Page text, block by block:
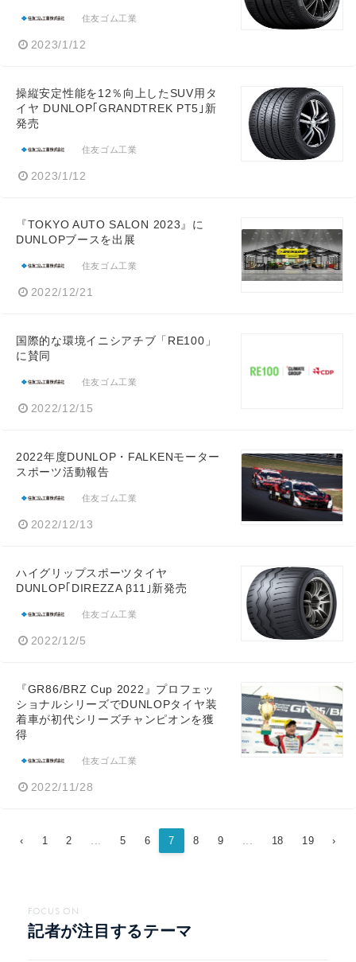
住友ゴム工業
2023/1/12
操縦安定性能を12％向上したSUV用タ
イヤ DUNLOP｢GRANDTREK PT5｣新
発売
住友ゴム工業
2023/1/12
『TOKYO AUTO SALON 2023』に
DUNLOPブースを出展
住友ゴム工業
2022/12/21
国際的な環境イニシアチブ「RE100」
に賛同
住友ゴム工業
2022/12/15
2022年度DUNLOP・FALKENモーター
スポーツ活動報告
住友ゴム工業
2022/12/13
ハイグリップスポーツタイヤ
DUNLOP｢DIREZZA β11｣新発売
住友ゴム工業
2022/12/5
『GR86/BRZ Cup 2022』プロフェッ
ショナルシリーズでDUNLOPタイヤ装
着車が初代シリーズチャンピオンを獲
得
住友ゴム工業
2022/11/28
‹ 1 2 ... 5 6 7 8 9 ... 18 19 ›
FOCUS ON
記者が注目するテーマ